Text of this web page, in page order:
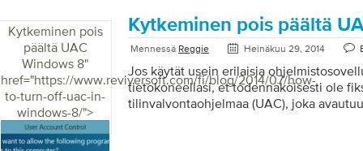
Kytkeminen pois
päältä UAC
Windows 8"
href="https://www.reviversoft.com/fi/blog/2014/07/how-
to-turn-off-uac-in-
windows-8/">
Kytkeminen pois päältä
Mennessä Reggie Heinäkuu 29, 2014
Jos käytät usein erilaisia
tietokoneellasi, et todennäköisesti ole
tilinvalvontaohjelmaa (UAC), joka